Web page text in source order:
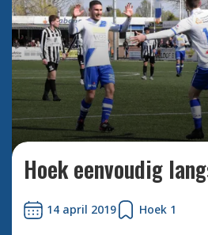
Hoek eenvoudig
14 april 2019 Hoek 1